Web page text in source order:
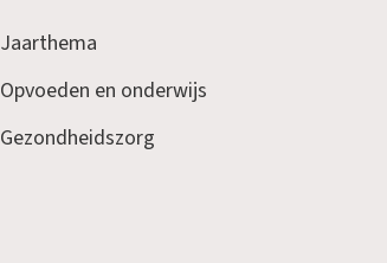
Jaarthema
Opvoeden en onderwijs
Gezondheidszorg